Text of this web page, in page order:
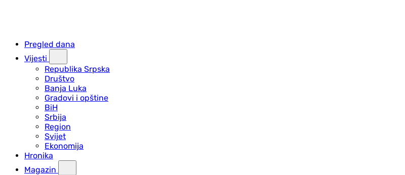
Pregled dana
Vijesti
Republika Srpska
Društvo
Banja Luka
Gradovi i opštine
BiH
Srbija
Region
Svijet
Ekonomija
Hronika
Magazin